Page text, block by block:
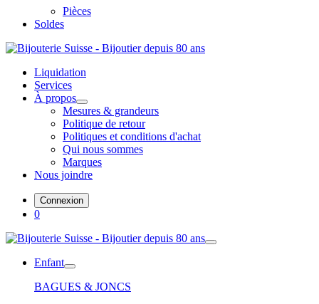
Pièces
Soldes
Liquidation
Services
À propos
Mesures & grandeurs
Politique de retour
Politiques et conditions d'achat
Qui nous sommes
Marques
Nous joindre
Connexion
0
Enfant
BAGUES & JONCS